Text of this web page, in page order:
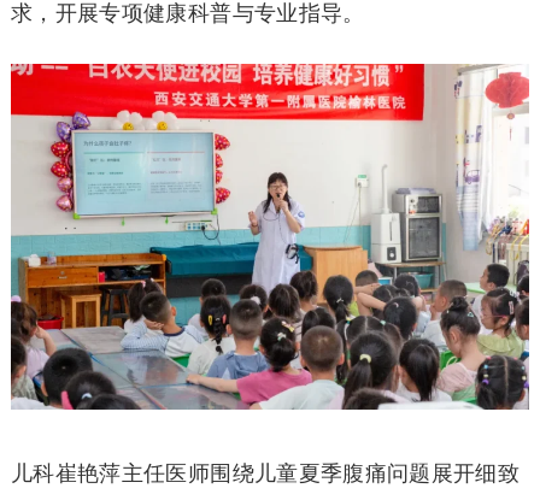
求，开展专项健康科普与专业指导。
儿科崔艳萍主任医师围绕儿童夏季腹痛问题展开细致